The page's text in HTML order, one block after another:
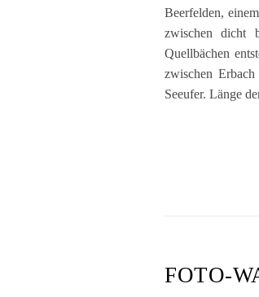
Beerfelden,
zwischen dicht
Quellbächen
zwischen
Seeufer. Länge
FOTO-